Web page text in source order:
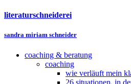
literaturschneiderei
sandra miriam schneider
coaching & beratung
coaching
wie verläuft mein
26 situationen, in